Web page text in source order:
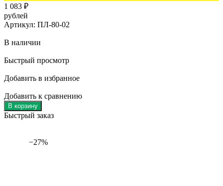
1 083 ₽
рублей
Артикул: ПЛ-80-02
В наличии
Быстрый просмотр
Добавить в избранное
Добавить к сравнению
В корзину
Быстрый заказ
−27%